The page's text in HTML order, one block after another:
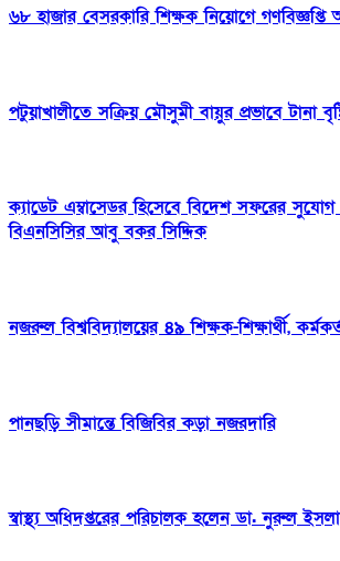
৬৮ হাজার বেসরকারি শিক্ষক নিয়োগে
পটুয়াখালীতে সক্রিয় মৌসুমী বায়ুর প্রভাবে টানা
ক্যাডেট এম্বাসেডর হিসেবে বিদেশ সফরের
বিএনসিসির আবু বকর সিদ্দিক
নজরুল বিশ্ববিদ্যালয়ের ৪৯ শিক্ষক-শিক্ষার্থী,
পানছড়ি সীমান্তে বিজিবির কড়া নজরদারি
স্বাস্থ্য অধিদপ্তরের পরিচালক হলেন ডা. নুরুল